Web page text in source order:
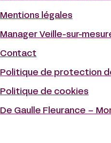
Mentions légales
Manager Veille-sur-
Contact
Politique de protection
Politique de cookies
De Gaulle Fleurance –